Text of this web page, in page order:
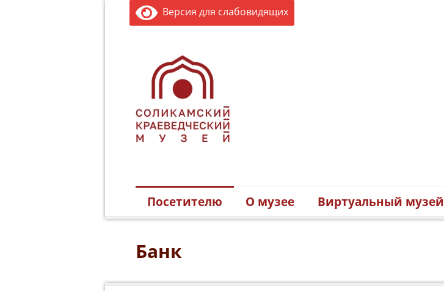
Версия для слабовидящих
Посетителю О музее Виртуальный музей
Банк